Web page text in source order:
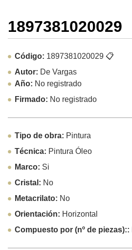
1897381020029
Código: 1897381020029📋
Autor: De Vargas
Año: No registrado
Firmado: No registrado
Tipo de obra: Pintura
Técnica: Pintura Óleo
Marco: Si
Cristal: No
Metacrilato: No
Orientación: Horizontal
Compuesto por (nº de piezas)::